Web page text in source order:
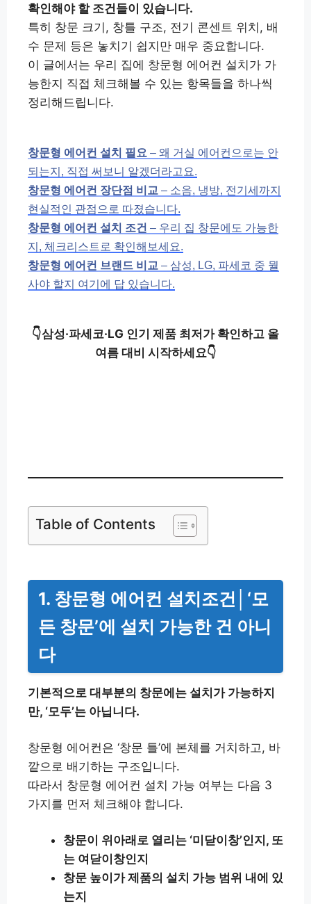
확인해야 할 조건들이 있습니다.
특히 창문 크기, 창틀 구조, 전기 콘센트 위치, 배
수 문제 등은 놓치기 쉽지만 매우 중요합니다.
이 글에서는 우리 집에 창문형 에어컨 설치가 가
능한지 직접 체크해볼 수 있는 항목들을 하나씩
정리해드립니다.
창문형 에어컨 설치 필요 – 왜 거실 에어컨으로는 안
되는지, 직접 써보니 알겠더라고요.
창문형 에어컨 장단점 비교 – 소음, 냉방, 전기세까지
현실적인 관점으로 따졌습니다.
창문형 에어컨 설치 조건 – 우리 집 창문에도 가능한
지, 체크리스트로 확인해보세요.
창문형 에어컨 브랜드 비교 – 삼성, LG, 파세코 중 뭘
사야 할지 여기에 답 있습니다.
👇삼성·파세코·LG 인기 제품 최저가 확인하고 올
여름 대비 시작하세요👇
Table of Contents
1. 창문형 에어컨 설치조건│‘모
든 창문’에 설치 가능한 건 아니
다
기본적으로 대부분의 창문에는 설치가 가능하지
만, ‘모두’는 아닙니다.
창문형 에어컨은 ‘창문 틀’에 본체를 거치하고, 바
깥으로 배기하는 구조입니다.
따라서 창문형 에어컨 설치 가능 여부는 다음 3
가지를 먼저 체크해야 합니다.
창문이 위아래로 열리는 ‘미닫이창’인지, 또
는 여닫이창인지
창문 높이가 제품의 설치 가능 범위 내에 있
는지